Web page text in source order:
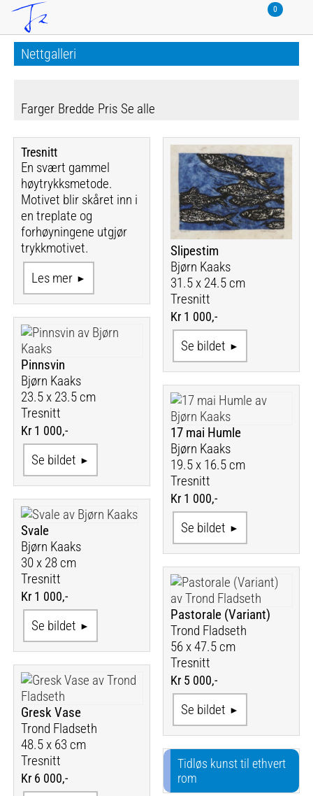
Nettgalleri
Farger Bredde Pris Se alle
Tresnitt
En svært gammel
høytrykksmetode.
Motivet blir skåret inn i
en treplate og
forhøyningene utgjør
trykkmotivet.
Les mer
Slipestim
Bjørn Kaaks
31.5 x 24.5 cm
Tresnitt
Kr 1 000,-
Se bildet
Pinnsvin
Bjørn Kaaks
23.5 x 23.5 cm
Tresnitt
Kr 1 000,-
Se bildet
17 mai Humle
Bjørn Kaaks
19.5 x 16.5 cm
Tresnitt
Kr 1 000,-
Se bildet
Svale
Bjørn Kaaks
30 x 28 cm
Tresnitt
Kr 1 000,-
Se bildet
Pastorale (Variant)
Trond Fladseth
56 x 47.5 cm
Tresnitt
Kr 5 000,-
Se bildet
Gresk Vase
Trond Fladseth
48.5 x 63 cm
Tresnitt
Kr 6 000,-
Tidløs kunst til ethvert
rom